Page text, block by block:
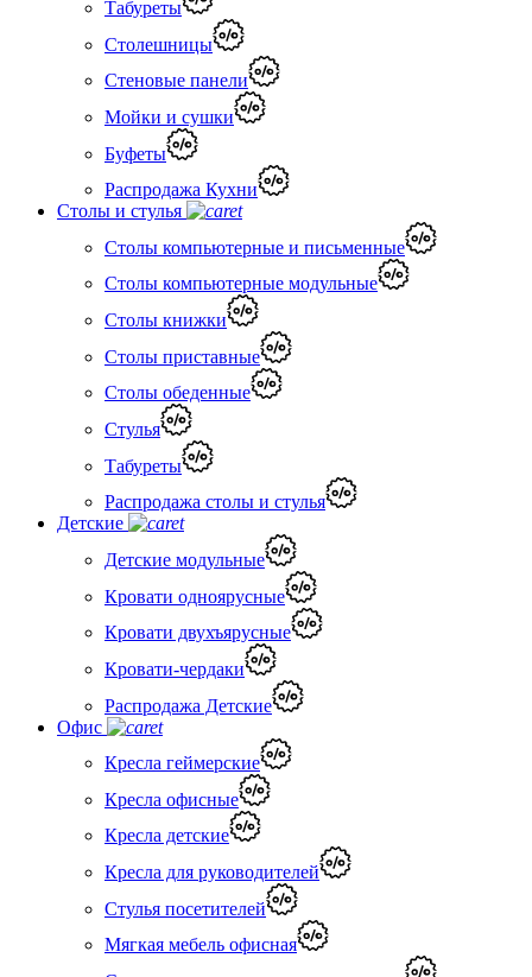
Табуреты
Столешницы
Стеновые панели
Мойки и сушки
Буфеты
Распродажа Кухни
Столы и стулья
Столы компьютерные и письменные
Столы компьютерные модульные
Столы книжки
Столы приставные
Столы обеденные
Стулья
Табуреты
Распродажа столы и стулья
Детские
Детские модульные
Кровати одноярусные
Кровати двухъярусные
Кровати-чердаки
Распродажа Детские
Офис
Кресла геймерские
Кресла офисные
Кресла детские
Кресла для руководителей
Стулья посетителей
Мягкая мебель офисная